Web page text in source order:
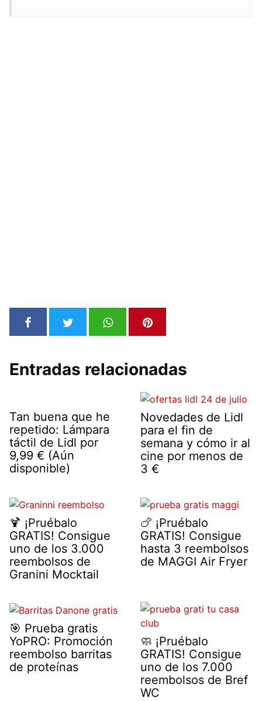
Entradas relacionadas
Tan buena que he
repetido: Lámpara
táctil de Lidl por
9,99 € (Aún
disponible)
Novedades de Lidl
para el fin de
semana y cómo ir al
cine por menos de
3 €
🍹 ¡Pruébalo
GRATIS! Consigue
uno de los 3.000
reembolsos de
Granini Mocktail
🍗 ¡Pruébalo
GRATIS! Consigue
hasta 3 reembolsos
de MAGGI Air Fryer
🎯 Prueba gratis
YoPRO: Promoción
reembolso barritas
de proteínas
🧼 ¡Pruébalo
GRATIS! Consigue
uno de los 7.000
reembolsos de Bref
WC